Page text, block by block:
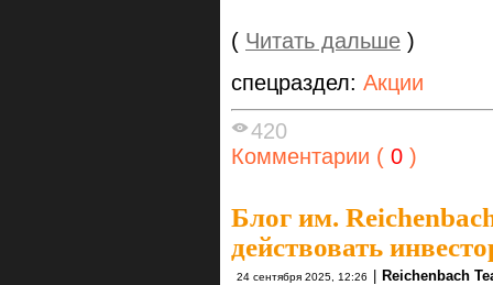
( Читать дальше )
спецраздел: Акции
420
Комментарии ( 0 )
Блог им.
действовать
24 сентября 2025, 12:26 Reichenbach